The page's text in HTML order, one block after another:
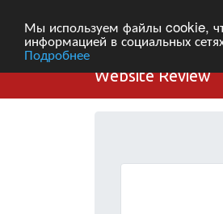
Мы используем файлы cookie,
информацией в социальных
Подробнее
Website Review